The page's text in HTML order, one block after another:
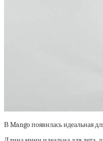
В Mango появилась идеальная